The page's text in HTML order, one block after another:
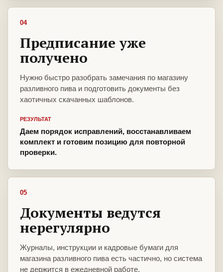
04
Предписание уже
получено
Нужно быстро разобрать замечания по магазину
разливного пива и подготовить документы без
хаотичных скачанных шаблонов.
РЕЗУЛЬТАТ
Даем порядок исправлений, восстанавливаем
комплект и готовим позицию для повторной
проверки.
05
Документы ведутся
нерегулярно
Журналы, инструкции и кадровые бумаги для
магазина разливного пива есть частично, но система
не держится в ежедневной работе.